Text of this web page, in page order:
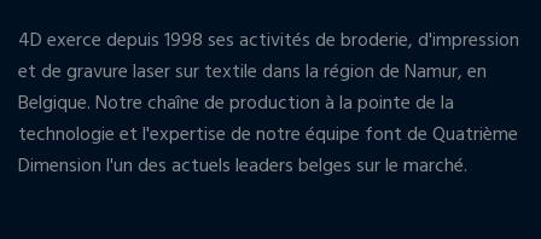
4D exerce depuis 1998 ses activités de broderie, d'impression
et de gravure laser sur textile dans la région de Namur, en
Belgique. Notre chaîne de production à la pointe de la
technologie et l'expertise de notre équipe font de Quatrième
Dimension l'un des actuels leaders belges sur le marché.